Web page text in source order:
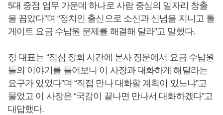
5대 중점 업무 가운데 하나로 사람 중심의 일자리 창출
을 꼽았다”며 “정치인 출신으로 소신과 신념을 지니고 톨
게이트 요금 수납원 문제를 해결해 달라”고 말했다.
정 대표는 “점심 정회 시간에 본사 정문에서 요금 수납원
들의 이야기를 들어보니 이 사장과 대화하게 해달라는
요구가 있었다”며 “직접 만나 대화할 계획이 있느냐”고
물었고 이 사장은 “국감이 끝나면 만나서 대화하겠다”고
대답했다.